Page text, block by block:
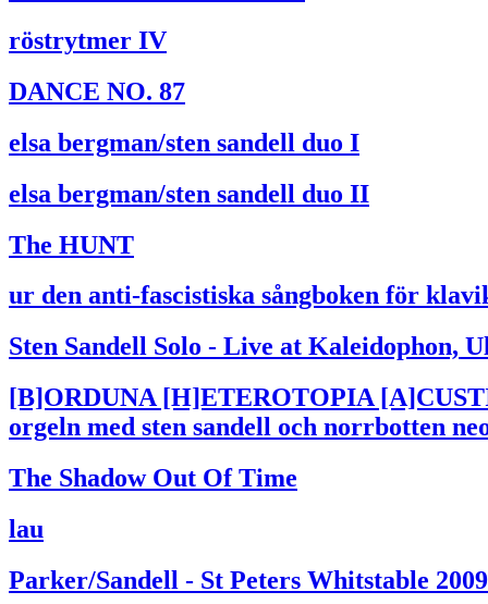
röstrytmer IV
DANCE NO. 87
elsa bergman/sten sandell duo I
elsa bergman/sten sandell duo II
The HUNT
ur den anti-fascistiska sångboken för
Sten Sandell Solo - Live at Kaleidophon,
[B]ORDUNA [H]ETEROTOPIA
orgeln med sten sandell och norrbotten
The Shadow Out Of Time
lau
Parker/Sandell - St Peters Whitstable 2009